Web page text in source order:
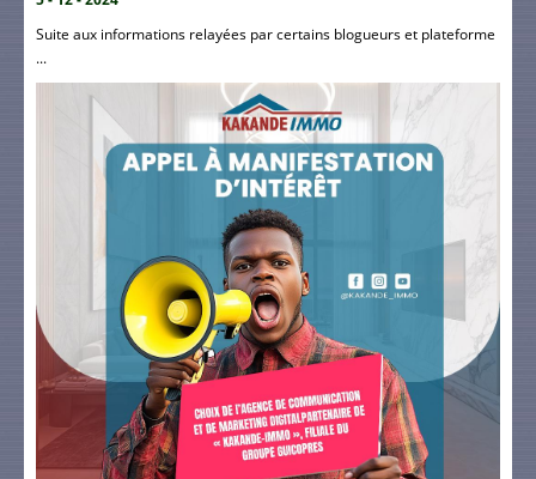
Suite aux informations relayées par certains blogueurs et plateforme
...